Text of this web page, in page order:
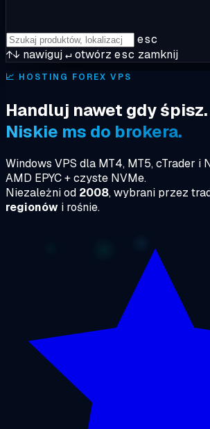
esc
↑↓ nawiguj↵otwórz esc zamknij
📈 HOSTING FOREX VPS
Handluj nawet gdy śpisz.
Niskie ms do brokera.
Windows VPS dla MT4, MT5, cTrader i
AMD EPYC + czyste NVMe.
Niezależni od 2008, wybrani przez
regionów i rośnie.